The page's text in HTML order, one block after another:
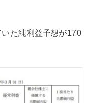
た純利益予想が170